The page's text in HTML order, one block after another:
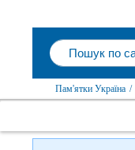
Пам'ятки Україна /